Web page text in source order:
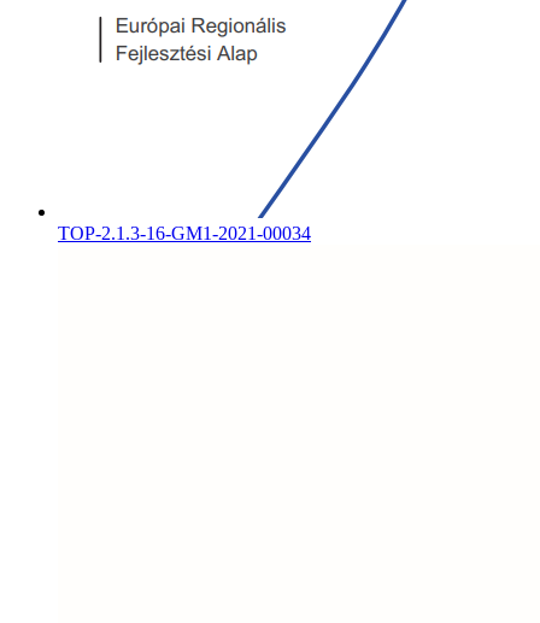
TOP-2.1.3-16-GM1-2021-00034